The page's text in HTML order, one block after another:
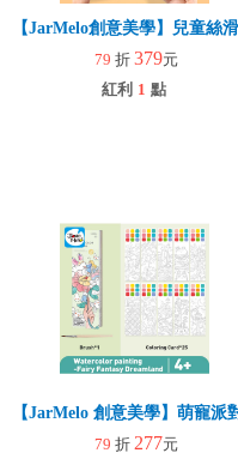
【JarMelo創意美學】兒童絲
79 折 379元
紅利 1 點
【JarMelo 創意美學】萌寵派
79 折 277元